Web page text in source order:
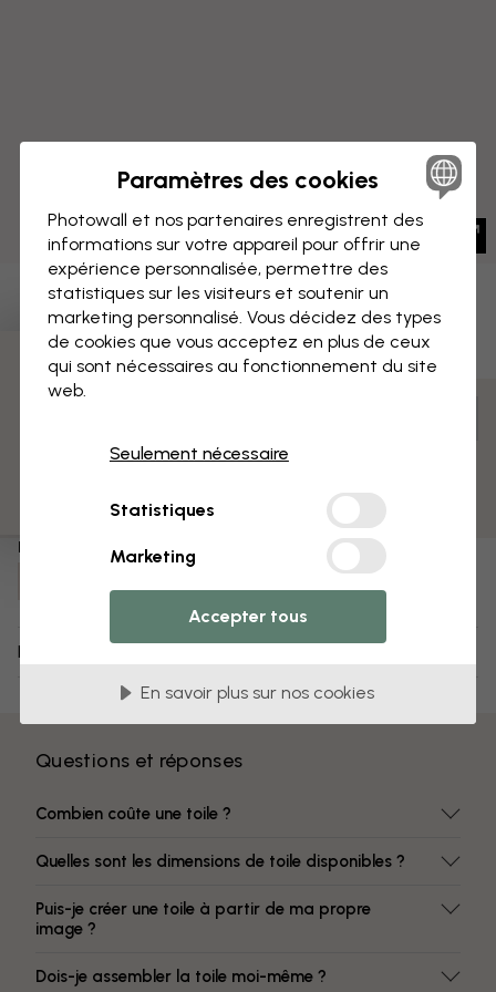
Maison Victorienne
IMPRESSION SUR TOILE Enregistrer
Pré-assemblé et prêt à suspendre
Des couleurs qui ne s’estompent pas
Numéro d'article :
Livraison et retours
Questions et réponses
Combien coûte une toile ?
Quelles sont les dimensions de toile disponibles ?
Puis-je créer une toile à partir de ma propre
image ?
Dois-je assembler la toile moi-même ?
Paramètres des cookies
Photowall et nos partenaires enregistrent des
informations sur votre appareil pour offrir une
expérience personnalisée, permettre des
statistiques sur les visiteurs et soutenir un
marketing personnalisé. Vous décidez des types
de cookies que vous acceptez en plus de ceux
qui sont nécessaires au fonctionnement du site
web.
Seulement nécessaire
Statistiques
Marketing
Accepter tous
En savoir plus sur nos cookies